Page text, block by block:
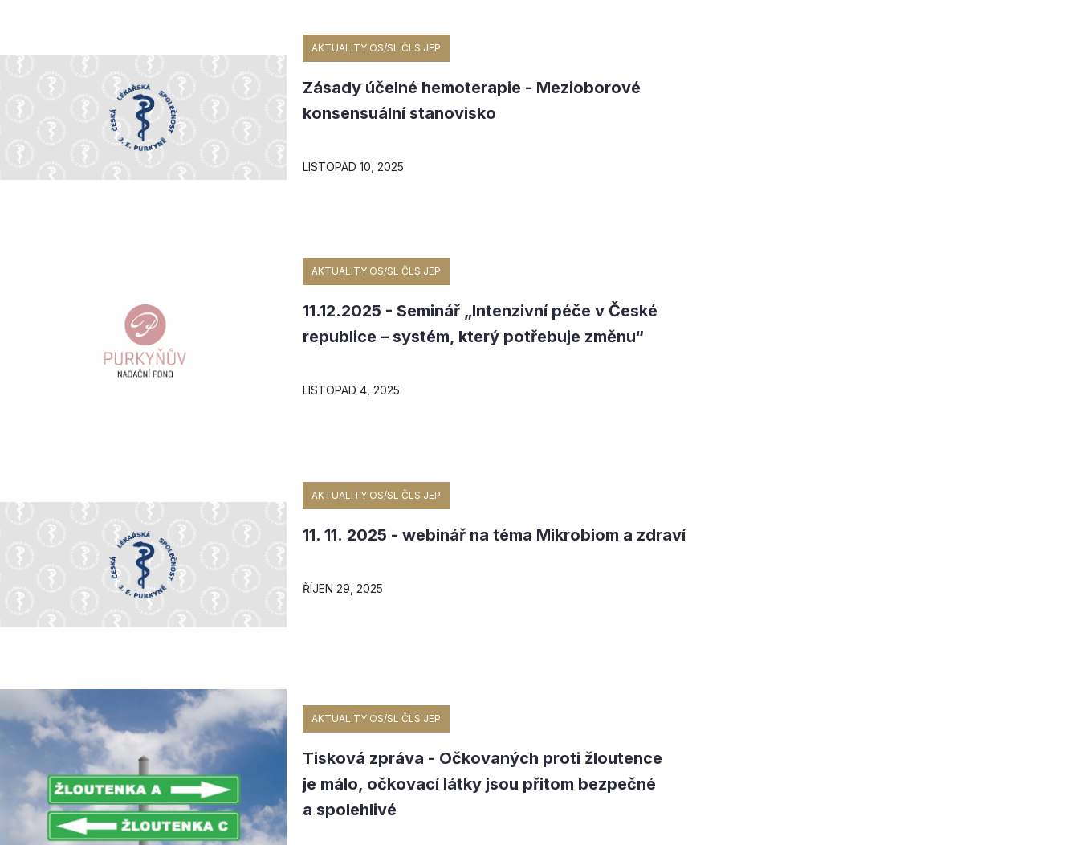
AKTUALITY OS/SL ČLS JEP
Zásady účelné hemoterapie - Mezioborové
konsensuální stanovisko
LISTOPAD 10, 2025
AKTUALITY OS/SL ČLS JEP
11.12.2025 - Seminář „Intenzivní péče v České
republice – systém, který potřebuje změnu“
LISTOPAD 4, 2025
AKTUALITY OS/SL ČLS JEP
11. 11. 2025 - webinář na téma Mikrobiom a zdraví
ŘÍJEN 29, 2025
AKTUALITY OS/SL ČLS JEP
Tisková zpráva - Očkovaných proti žloutence
je málo, očkovací látky jsou přitom bezpečné
a spolehlivé